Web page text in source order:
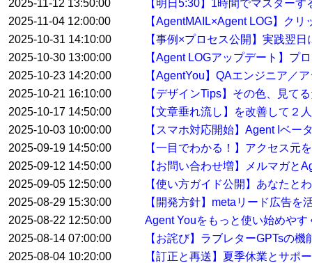
2025-11-12 13:50:00
【明日5:30】1時間でマスター
2025-11-04 12:00:00
【AgentMAIL×Agent LOG】ク
2025-10-31 14:10:00
【事例×プロセス公開】実践翌
2025-10-30 13:00:00
【Agent LOGアップデート】プ
2025-10-23 14:20:00
【AgentYou】QAエンジニア／
2025-10-21 16:10:00
【デザインTips】その色、見て
2025-10-17 14:50:00
【文章垂れ流し】を改善して２
2025-10-03 10:00:00
【スマホ対応開始】Agent Iベー
2025-09-19 14:50:00
【一目でわかる！】アクセス元
2025-09-12 14:50:00
【お問い合わせ増】メルマガと
2025-09-05 12:50:00
【使い方ガイド公開】あなたと
2025-08-29 15:30:00
【開発方針】metaリード広告を
2025-08-22 12:50:00
Agent Youをもっと使い始めや
2025-08-14 07:00:00
【お詫び】ラブレターGPTsの
2025-08-04 10:20:00
【訂正と再送】夏季休業とサポ